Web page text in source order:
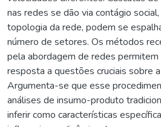
nas redes se dão via contágio
topologia da rede, podem se
número de setores. Os métodos
pela abordagem de redes
resposta a questões cruciais sobre
Argumenta-se que esse
análises de insumo-produto
inferir como características